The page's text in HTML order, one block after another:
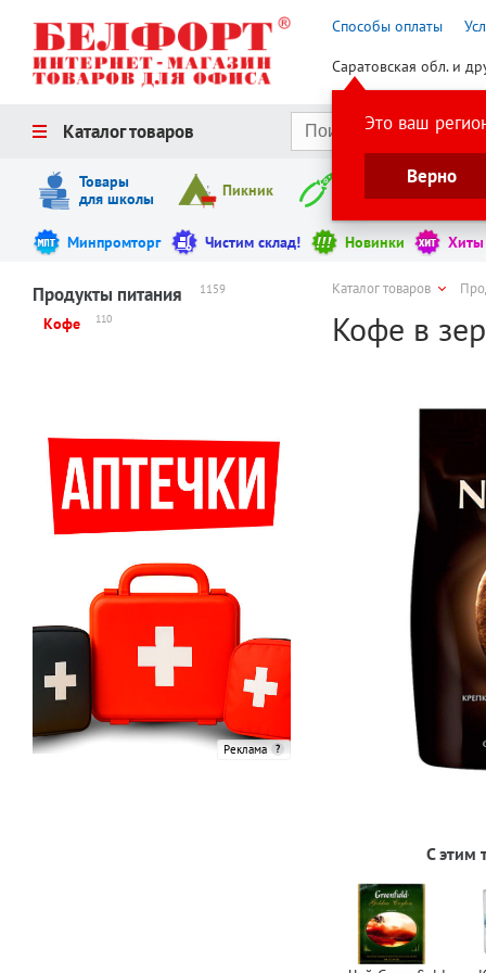
Способы оплаты
Саратовская обл. и
Это ваш
Верно
Каталог товаров
Товары
для школы
Пикник Инструменты
Минпромторг Чистим склад! Новинки Хиты
Продукты питания 1159
Кофе 110
Реклама
Каталог товаров
Кофе в
С этим